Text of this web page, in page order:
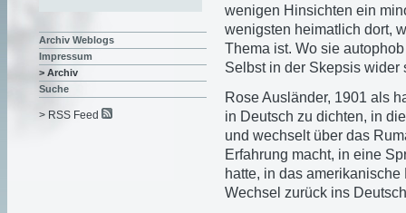
wenigen Hinsichten ein
wenigsten heimatlich dort,
Thema ist. Wo sie
Selbst in der Skepsis wider
Rose Ausländer, 1901 als
in Deutsch zu dichten, in
und wechselt über das
Erfahrung macht, in eine
hatte, in das
Wechsel zurück ins
Archiv Weblogs
Impressum
> Archiv
Suche
> RSS Feed